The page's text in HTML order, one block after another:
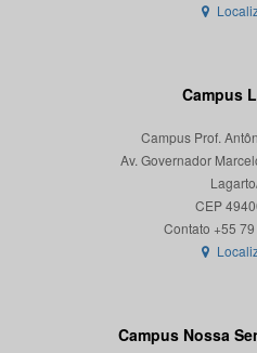
Campus
Campus Prof.
Av. Governador
CEP
Campus Nossa